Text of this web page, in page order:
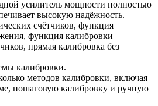
усилитель мощности полностью
высокую надёжность.
счётчиков, функция
функция калибровки
прямая калибровка без
калибровки.
методов калибровки, включая
пошаговую калибровку и ручную